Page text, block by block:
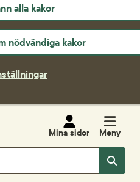
alla kakor
nödvändiga kakor
Mina sidor Meny
Sök